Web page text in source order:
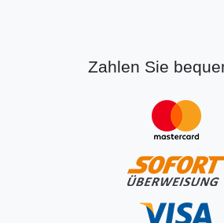
Zahlen Sie